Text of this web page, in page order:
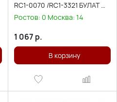
RC1-0070 /RC1-3321 БУЛАТ m-
Line
Ростов: 0 Москва: 14
1 067 р.
В корзину